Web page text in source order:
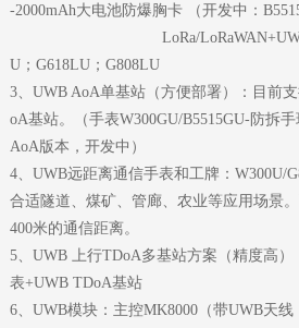
-2000mAh大电池防爆胸卡
（开发中：
LoRa/LoRaWAN
U；G618LU；G808LU
3、UWB AoA单基站（方便部署）：目前
oA基站。（手表W300GU/B5515GU-防拆
AoA版本，开发中）
4、UWB远距离通信手表和工牌： W300U/
合适隧道、煤矿、管廊、农业等应用场景
400米的通信距离。
5、UWB 上行TDoA多基站方案（精度高）
表+UWB TDoA基站
6、UWB模块：主控MK8000（带UWB天